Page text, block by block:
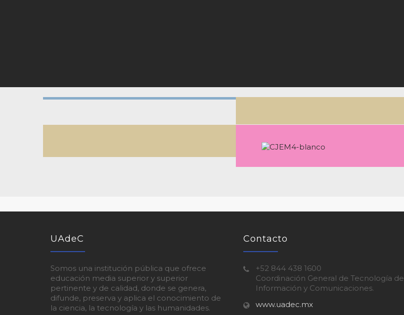
UAdeC
Somos una institución pública que ofrece
educación media superior y superior
pertinente y de calidad, donde se genera,
difunde, preserva y aplica el conocimiento de
la ciencia, la tecnología y las humanidades.
Contacto
+52 844 438 1600
Coordinación General de Tecnología de
Información y Comunicaciones.
www.uadec.mx